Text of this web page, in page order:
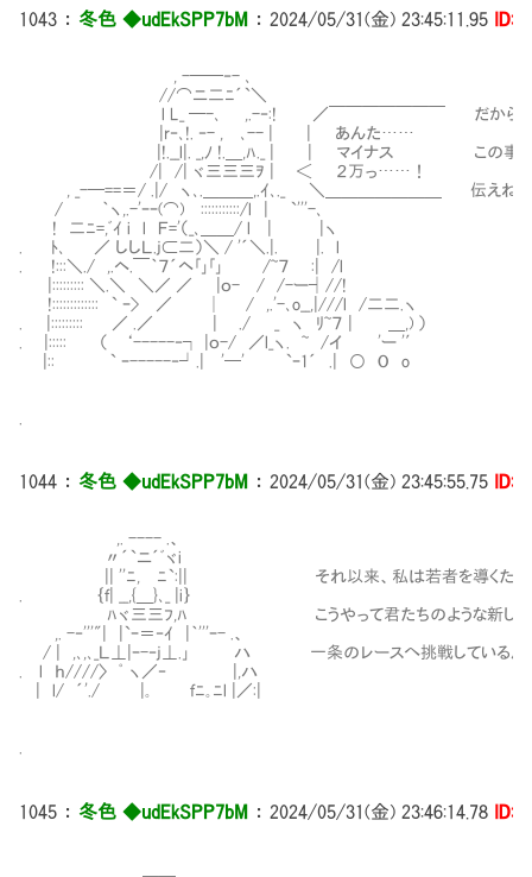
1043 ： 冬色 ◆udEkSPP7bM ： 2024/05/31(金) 23:45:11.95
, -──‐- ､
//⌒ニ二ﾆ´`＼
l L_ ─-､ ,.-‐:! ／￣￣￣￣￣￣￣ だからこ
|r‐､!. ‐- , ､-- | | あんた……
|!.__l|. _,ﾉ !.＿,ﾊ._ | | マイナス この事をこの砦
/| /| ヾ三三三ｦ | ＜ ２万っ……！
, _-─==＝/ .|/ ヽ､.＿＿＿,.ｲ､._ ＼＿＿＿＿＿＿＿ 伝えねばと
/ ｀ヽ,.-'ｰｰ(⌒) :::::::::::/l | `'''-､
! 二ﾆ=,ﾞｲ i l Ｆ='（_､＿＿/ l | |ヽ
. ﾄ､ ／ ししＬ.j⊂二）＼ / '´＼.|. |. l
. !:::＼./ ,.ヘ.￣｀７´ヘ｢｣｢｣ /~７ :| /l
|::::::::: ＼.＼ ＼／ ／ |ｏ- / /-ー┤//!
!::::::::::::: ` ｰ> ／ │ / ,.'-､o__,|///l /二二.ヽ
. |::::::::: ／ .／ | ./ _ ヽ ﾘ~７ | ＿,) ）
. |::::: （ ‘-----‐┐ |ｏ-/ ／l_ヽ. ~ /イ 'ー '′
|:: ` ｰ-----‐┘.| '─' `ｰ1´ .| ○ O o
1044 ： 冬色 ◆udEkSPP7bM ： 2024/05/31(金) 23:45:55.75
,. ---- .、
〃´`ニ´ﾞヾi
|| ''ﾆ, ﾆ`:|| それ以来、私は若者を導くため
. ｛ｆ| __,{＿}､_ |i｝
ﾊヾ三三ﾌ,ﾊ こうやって君たちのような新しく街に
,. -‐'''"| |`ｰ＝‐ｲ |｀'''ｰ- .、
/ | ,､,､_Ｌ⊥|ｰ-‐j⊥.｣ ハ 一条のレースへ挑戦しているん
. l ｈ////〉 ﾟ ヽ／‐ |,ハ
| l/ ´'./ |｡ ｆﾆ｡ﾆl |／:|
1045 ： 冬色 ◆udEkSPP7bM ： 2024/05/31(金) 23:46:14.78